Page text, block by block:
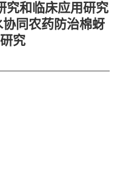
究和临床应用研究
同农药防治棉蚜
究